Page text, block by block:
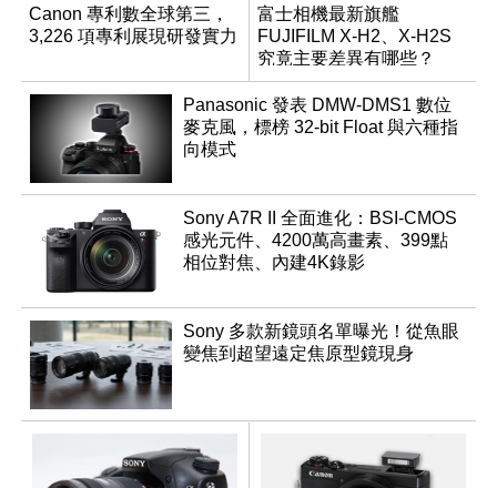
Canon 專利數全球第三，
3,226 項專利展現研發實力
富士相機最新旗艦
FUJIFILM X-H2、X-H2S
究竟主要差異有哪些？
Panasonic 發表 DMW-DMS1 數位
麥克風，標榜 32-bit Float 與六種指
向模式
Sony A7R II 全面進化：BSI-CMOS
感光元件、4200萬高畫素、399點
相位對焦、內建4K錄影
Sony 多款新鏡頭名單曝光！從魚眼
變焦到超望遠定焦原型鏡現身